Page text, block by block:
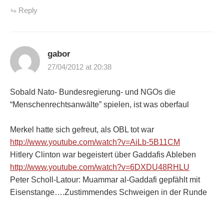
Reply
gabor
27/04/2012 at 20:38
Sobald Nato- Bundesregierung- und NGOs die
“Menschenrechtsanwälte” spielen, ist was oberfaul
Merkel hatte sich gefreut, als OBL tot war
http://www.youtube.com/watch?v=AiLb-5B11CM
Hitlery Clinton war begeistert über Gaddafis Ableben
http://www.youtube.com/watch?v=6DXDU48RHLU
Peter Scholl-Latour: Muammar al-Gaddafi gepfählt mit
Eisenstange….Zustimmendes Schweigen in der Runde